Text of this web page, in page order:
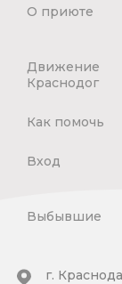
О приюте
Движение
Краснодог
Как помочь
Вход
Выбывшие
г.